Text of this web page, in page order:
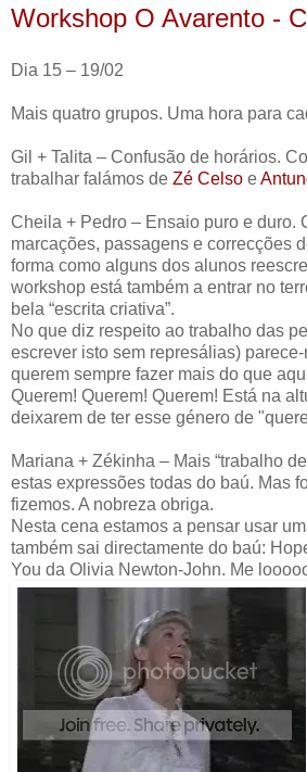
Workshop O Avarento -
Dia 15 – 19/02
Mais quatro grupos. Uma hora para
Gil + Talita – Confusão de horários.
trabalhar falámos de Zé Celso e
Cheila + Pedro – Ensaio puro e duro.
marcações, passagens e correcções
forma como alguns dos alunos
workshop está também a entrar no
bela “escrita criativa”.
No que diz respeito ao trabalho das
escrever isto sem represálias)
querem sempre fazer mais do que
Querem! Querem! Querem! Está na
deixarem de ter esse género de
Mariana + Zékinha – Mais “trabalho
estas expressões todas do baú. Mas
fizemos. A nobreza obriga.
Nesta cena estamos a pensar usar
também sai directamente do baú:
You da Olivia Newton-John. Me